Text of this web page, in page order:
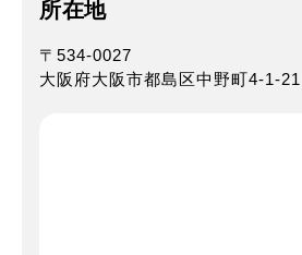
所在地
〒534-0027
大阪府大阪市都島区中野町4-1-21